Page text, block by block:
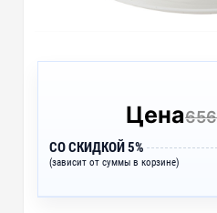
Цена
СО СКИДКОЙ 5%
(зависит от суммы в корзине)